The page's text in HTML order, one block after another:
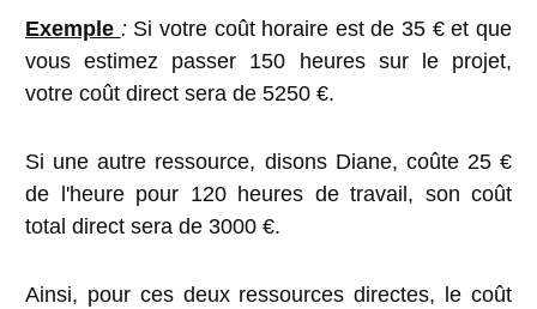
Exemple :Si votre coût horaire est de 35 € et que
vous estimez passer 150 heures sur le projet,
votre coût direct sera de 5250 €.
Si une autre ressource, disons Diane, coûte 25 €
de l'heure pour 120 heures de travail, son coût
total direct sera de 3000 €.
Ainsi, pour ces deux ressources directes, le coût